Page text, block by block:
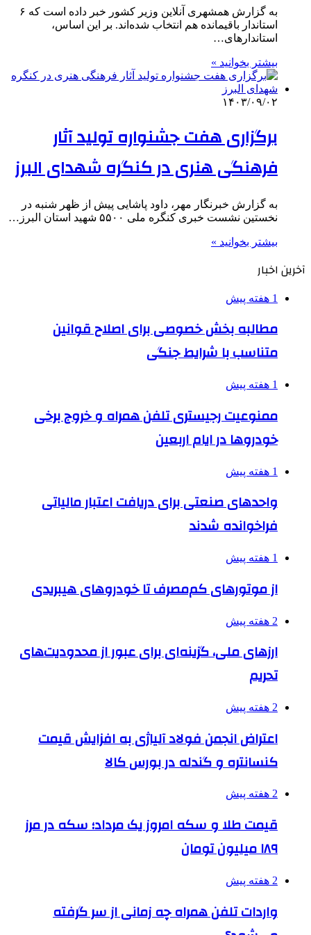
به گزارش همشهری ‌آنلاین وزیر کشور خبر داده است که ۶
استاندار باقیمانده هم انتخاب شده‌اند. بر این اساس،
استاندارهای…
بیشتر بخوانید »
۱۴۰۳/۰۹/۰۲
برگزاری هفت جشنواره تولید آثار
فرهنگی هنری در کنگره شهدای البرز
به گزارش خبرنگار مهر، داود پاشایی پیش از ظهر شنبه در
نخستین نشست خبری کنگره ملی ۵۵۰۰ شهید استان البرز…
بیشتر بخوانید »
آخرین اخبار
1 هفته پیش
مطالبه بخش خصوصی برای اصلاح قوانین
متناسب با شرایط جنگی
1 هفته پیش
ممنوعیت رجیستری تلفن همراه و خروج برخی
خودروها در ایام اربعین
1 هفته پیش
واحدهای صنعتی برای دریافت اعتبار مالیاتی
فراخوانده شدند
1 هفته پیش
از موتورهای کم‌مصرف تا خودروهای هیبریدی
2 هفته پیش
ارزهای ملی، گزینه‌ای برای عبور از محدودیت‌های
تحریم
2 هفته پیش
اعتراض انجمن فولاد آلیاژی به افزایش قیمت
کنسانتره و گندله در بورس کالا
2 هفته پیش
قیمت طلا و سکه امروز یک مرداد؛ سکه در مرز
۱۸۹ میلیون تومان
2 هفته پیش
واردات تلفن همراه چه زمانی از سر گرفته